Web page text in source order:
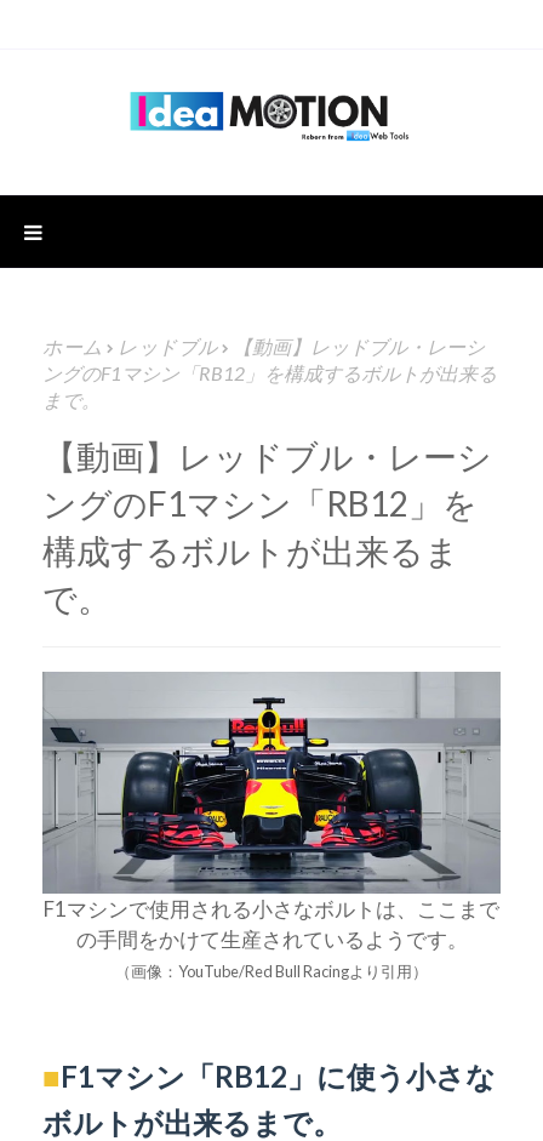
ホーム レッドブル
【動画】レッドブル・レーシ
ングのF1マシン「RB12」を構成するボルトが出来る
まで。
【動画】レッドブル・レーシ
ングのF1マシン「RB12」を
構成するボルトが出来るま
で。
F1マシンで使用される小さなボルトは、ここまで
の手間をかけて生産されているようです。
（画像：YouTube/Red Bull Racingより引用）
■F1マシン「RB12」に使う小さな
ボルトが出来るまで。